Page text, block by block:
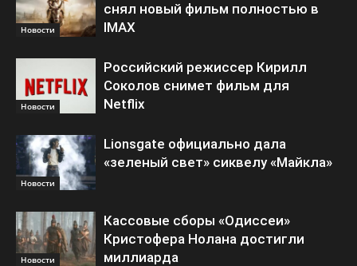
Новости
снял новый фильм полностью в
IMAX
Новости
Российский режиссер Кирилл
Соколов снимет фильм для
Netflix
Новости
Lionsgate официально дала
«зеленый свет» сиквелу «Майкла»
Новости
Кассовые сборы «Одиссеи»
Кристофера Нолана достигли
миллиарда